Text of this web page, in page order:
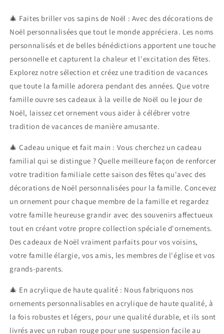
🎄 Faites briller vos sapins de Noël : Avec des décorations de
Noël personnalisées que tout le monde appréciera. Les noms
personnalisés et de belles bénédictions apportent une touche
personnelle et capturent la chaleur et l'excitation des fêtes.
Explorez notre sélection et créez une tradition de vacances
que toute la famille adorera pendant des années. Que votre
famille ouvre ses cadeaux à la veille de Noël ou le jour de
Noël, laissez cet ornement vous aider à célébrer votre
tradition de vacances de manière amusante.
🎄 Cadeau unique et fait main : Vous cherchez un cadeau
familial qui se distingue ? Quelle meilleure façon de renforcer
votre tradition familiale cette saison des fêtes qu'avec des
décorations de Noël personnalisées pour la famille. Concevez
un ornement pour chaque membre de la famille et regardez
votre famille heureuse grandir avec des souvenirs affectueux
tout en créant votre propre collection spéciale d'ornements.
Des cadeaux de Noël vraiment parfaits pour vos voisins,
votre famille élargie, vos amis, les membres de l'église et vos
grands-parents.
🎄 En acrylique de haute qualité : Nous fabriquons nos
ornements personnalisables en acrylique de haute qualité, à
la fois robustes et légers, pour une qualité durable, et ils sont
livrés avec un ruban rouge pour une suspension facile au